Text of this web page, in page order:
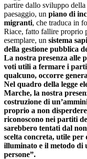
partire dallo sviluppo
paesaggio, un piano di
migranti, che traduca in
Riace, fatto fallire proprio
esemplare, un sistema
della gestione pubblica
La nostra presenza alle
voti utili a fermare i
qualcuno, occorre
Nel quadro della legge
Marche, la nostra
costruzione di
proprio a non
riconoscono nei partiti
sarebbero tentati dal
scelta concreta, utile
illuminato e il metodo di
persone”.